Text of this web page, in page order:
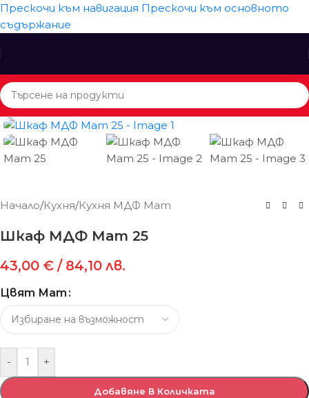
Прескочи към навигация Прескочи към основното
съдържание
Начало/Кухня/Кухня МДФ Мат
Шкаф МДФ Мат 25
43,00 € / 84,10 лв.
Цвят Мат
- +
Добавяне В Количката